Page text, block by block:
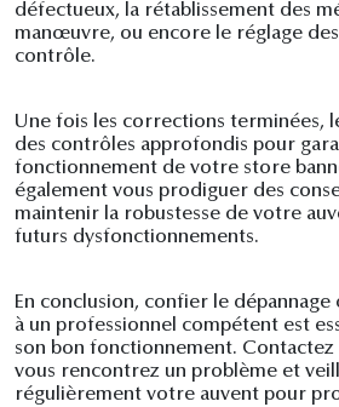
défectueux, la rétablissement des
manœuvre, ou encore le réglage
contrôle.
Une fois les corrections terminées,
des contrôles approfondis pour
fonctionnement de votre store
également vous prodiguer des
maintenir la robustesse de votre
futurs dysfonctionnements.
En conclusion, confier le
à un professionnel compétent est
son bon fonctionnement.
vous rencontrez un problème et
régulièrement votre auvent pour